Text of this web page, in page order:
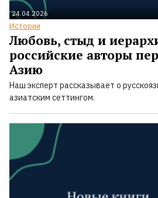
24.04.2026
Истории
Любовь, стыд и
российские авторы
Азию
Наш эксперт рассказывает о
азиатским сеттингом.